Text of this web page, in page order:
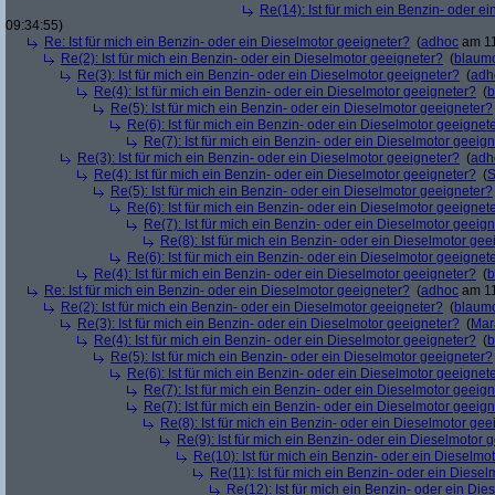
Re(14): Ist für mich ein Benzin- oder
09:34:55)
Re: Ist für mich ein Benzin- oder ein Dieselmotor geeigneter? (adhoc am
Re(2): Ist für mich ein Benzin- oder ein Dieselmotor geeigneter? (
Re(3): Ist für mich ein Benzin- oder ein Dieselmotor geeigneter? (
Re(4): Ist für mich ein Benzin- oder ein Dieselmotor geeigneter? (
Re(5): Ist für mich ein Benzin- oder ein Dieselmotor geeigneter?
Re(6): Ist für mich ein Benzin- oder ein Dieselmotor
Re(7): Ist für mich ein Benzin- oder ein Dieselmotor
Re(3): Ist für mich ein Benzin- oder ein Dieselmotor geeigneter? (
Re(4): Ist für mich ein Benzin- oder ein Dieselmotor geeigneter? (
Re(5): Ist für mich ein Benzin- oder ein Dieselmotor geeigneter?
Re(6): Ist für mich ein Benzin- oder ein Dieselmotor
Re(7): Ist für mich ein Benzin- oder ein Dieselmotor
Re(8): Ist für mich ein Benzin- oder ein Dieselmotor
Re(6): Ist für mich ein Benzin- oder ein Dieselmotor
Re(4): Ist für mich ein Benzin- oder ein Dieselmotor geeigneter? (
Re: Ist für mich ein Benzin- oder ein Dieselmotor geeigneter? (adhoc am
Re(2): Ist für mich ein Benzin- oder ein Dieselmotor geeigneter? (
Re(3): Ist für mich ein Benzin- oder ein Dieselmotor geeigneter? (
Re(4): Ist für mich ein Benzin- oder ein Dieselmotor geeigneter? (
Re(5): Ist für mich ein Benzin- oder ein Dieselmotor geeigneter?
Re(6): Ist für mich ein Benzin- oder ein Dieselmotor
Re(7): Ist für mich ein Benzin- oder ein Dieselmotor
Re(7): Ist für mich ein Benzin- oder ein Dieselmotor
Re(8): Ist für mich ein Benzin- oder ein Dieselmotor
Re(9): Ist für mich ein Benzin- oder ein Dieselmotor
Re(10): Ist für mich ein Benzin- oder ein
Re(11): Ist für mich ein Benzin- oder ein
Re(12): Ist für mich ein Benzin- oder ein